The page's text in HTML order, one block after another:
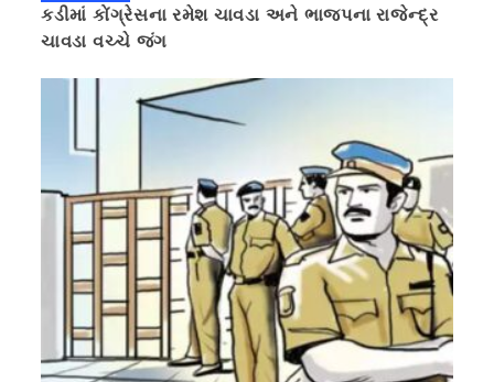
કડીમાં કોંગ્રેસના રમેશ ચાવડા અને ભાજપના રાજેન્દ્ર
ચાવડા વચ્ચે જંગ